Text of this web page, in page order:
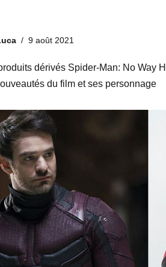
9 août 2021
dérivés Spider-Man: No Way
du film et ses personnage